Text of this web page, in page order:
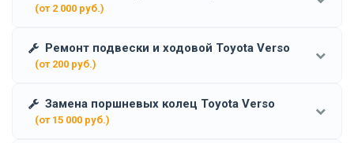
(от 2 000 руб.)
Ремонт подвески и ходовой Toyota Verso
(от 200 руб.)
Замена поршневых колец Toyota Verso
(от 15 000 руб.)